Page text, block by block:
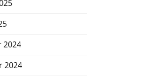
2024
2024